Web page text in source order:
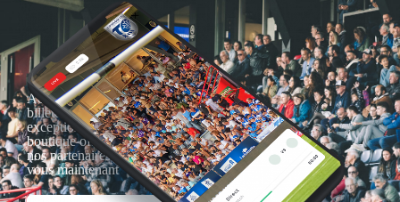
Actualités, nouveautés,
billetterie, remises
exceptionnelles dans la
boutique officielles & chez
nos partenaires… Inscrivez-
vous maintenant